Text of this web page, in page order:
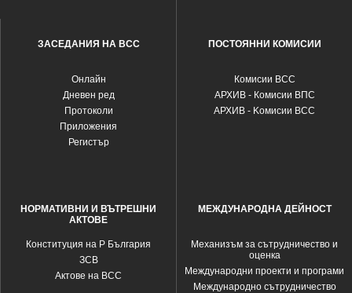
ЗАСЕДАНИЯ НА ВСС
Oнлайн
Дневен ред
Протоколи
Приложения
Регистър
ПОСТОЯННИ КОМИСИИ
Комисии ВСС
АРХИВ - Комисии ВПС
АРХИВ - Kомисии ВСС
НОРМАТИВНИ И ВЪТРЕШНИ
АКТОВЕ
Конституция на Р България
ЗСВ
Актове на ВСС
МЕЖДУНАРОДНА ДЕЙНОСТ
Механизъм за сътрудничество и
оценка
Международни проекти и програми
Международно сътрудничество